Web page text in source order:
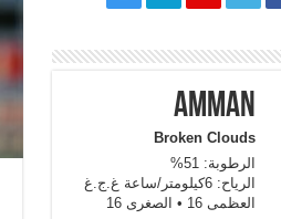
Amman
Broken Clouds
الرطوبة: 51%
الرياح: 6كيلومتر/ساعة غ.ج.غ
العظمى 16 • الصغرى 16